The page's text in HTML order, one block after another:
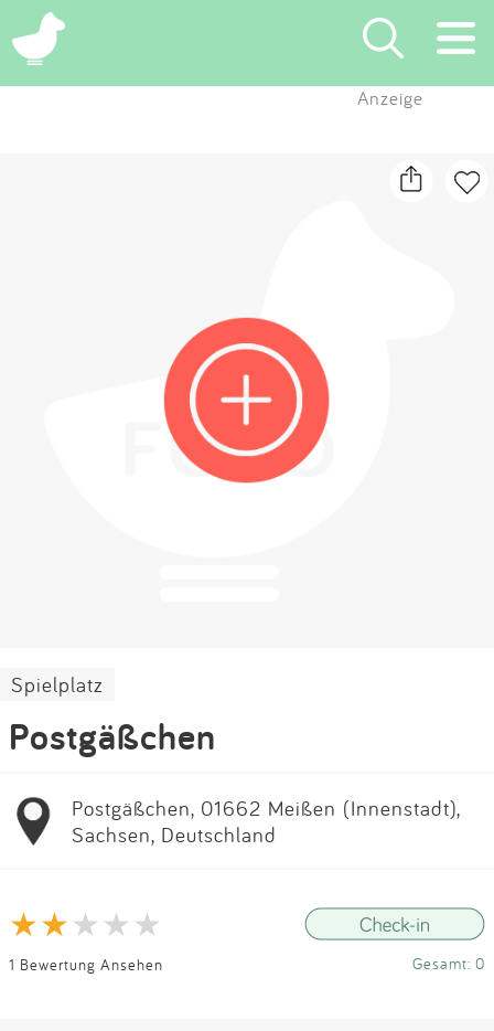
×
Blog
Partner
Kontakt
Impressum
Anzeige
Spielplatz
Postgäßchen
Postgäßchen, 01662 Meißen (Innenstadt),
Sachsen, Deutschland
1 Bewertung Ansehen Gesamt: 0